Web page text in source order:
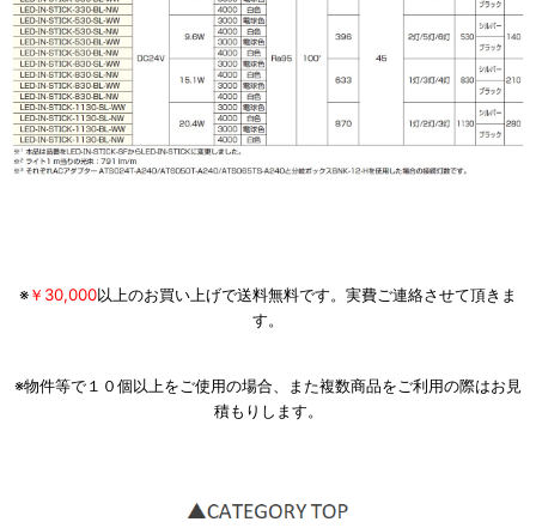
※￥30,000以上のお買い上げで送料無料です。実費ご連絡させて頂きま
す。
※物件等で１０個以上をご使用の場合、また複数商品をご利用の際はお見
積もりします。